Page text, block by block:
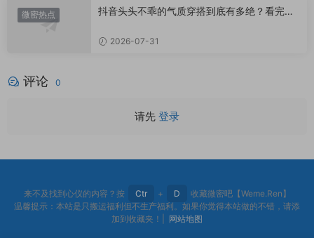
微密热点
抖音头头不乖的气质穿搭到底有多绝？看完想
2026-07-31
评论 0
请先 登录
来不及找到心仪的内容？按 Ctr + D
收藏微密吧【Weme.Ren】
温馨提示：本站是只搬运福利但不生产福利。如果你觉得本站做的不错，请添
加到收藏夹！| 网站地图